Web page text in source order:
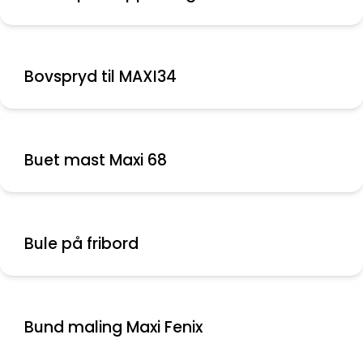
Bovspryd til MAXI34
Buet mast Maxi 68
Bule på fribord
Bund maling Maxi Fenix